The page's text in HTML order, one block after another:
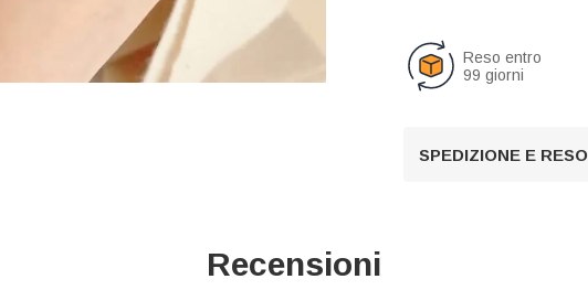
e
Reso entro
99 giorni
SPEDIZIONE E RESO
Recensioni